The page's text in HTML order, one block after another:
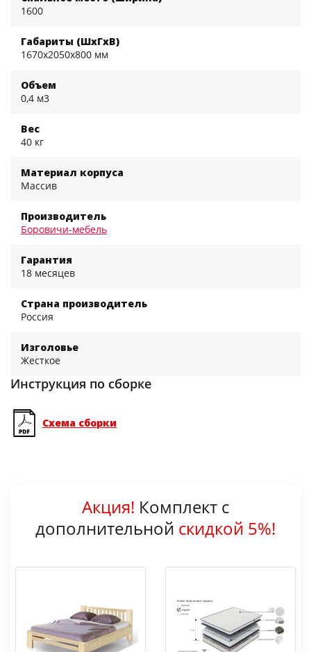
1600
Габариты (ШхГхВ)
1670x2050x800 мм
Объем
0,4 м3
Вес
40 кг
Материал корпуса
Массив
Производитель
Боровичи-мебель
Гарантия
18 месяцев
Страна производитель
Россия
Изголовье
Жесткое
Инструкция по сборке
Схема сборки
Акция! Комплект с
дополнительной скидкой 5%!